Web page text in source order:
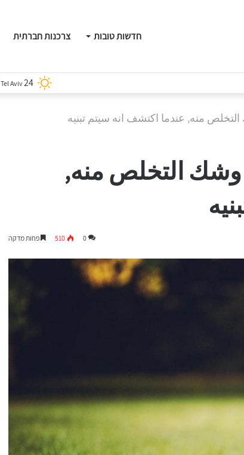
חדשות טובות צרכנות חברתית
Tel Aviv24
منه, عندما اكتشف انه سيتم تبنيه
التخلص منه,
0
510 פחות מדקה